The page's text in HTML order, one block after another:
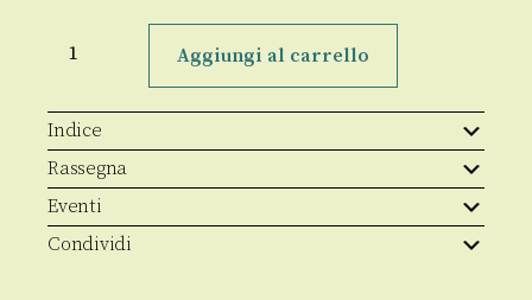
quantità
Aggiungi al carrello
Indice
Rassegna
Eventi
Condividi